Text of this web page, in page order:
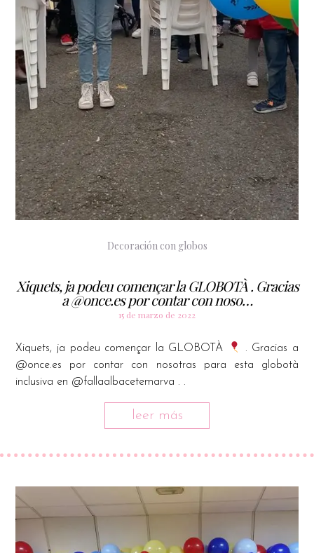
Decoración con globos
Xiquets, ja podeu començar la GLOBOTÀ . Gracias
a @once.es por contar con noso…
15 de marzo de 2022
Xiquets, ja podeu començar la GLOBOTÀ
. Gracias a
@once.es por contar con nosotras para esta globotà
inclusiva en @fallaalbacetemarva . .
leer más